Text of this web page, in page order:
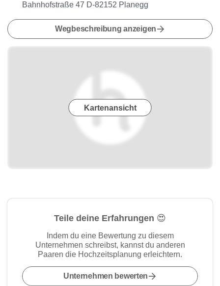
Bahnhofstraße 47 D-82152 Planegg
Wegbeschreibung anzeigen
Kartenansicht
Teile deine Erfahrungen 😍
Indem du eine Bewertung zu diesem
Unternehmen schreibst, kannst du anderen
Paaren die Hochzeitsplanung erleichtern.
Unternehmen bewerten